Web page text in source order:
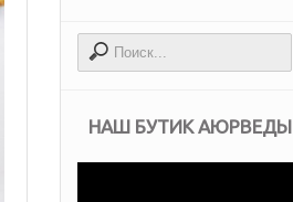
НАШ БУТИК АЮРВЕДЫ